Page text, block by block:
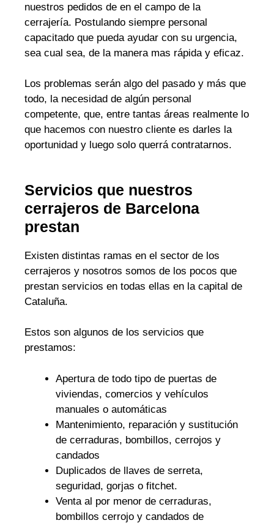
nuestros pedidos de en el campo de la
cerrajería. Postulando siempre personal
capacitado que pueda ayudar con su urgencia,
sea cual sea, de la manera mas rápida y eficaz.
Los problemas serán algo del pasado y más que
todo, la necesidad de algún personal
competente, que, entre tantas áreas realmente lo
que hacemos con nuestro cliente es darles la
oportunidad y luego solo querrá contratarnos.
Servicios que nuestros
cerrajeros de Barcelona
prestan
Existen distintas ramas en el sector de los
cerrajeros y nosotros somos de los pocos que
prestan servicios en todas ellas en la capital de
Cataluña.
Estos son algunos de los servicios que
prestamos:
Apertura de todo tipo de puertas de
viviendas, comercios y vehículos
manuales o automáticas
Mantenimiento, reparación y sustitución
de cerraduras, bombillos, cerrojos y
candados
Duplicados de llaves de serreta,
seguridad, gorjas o fitchet.
Venta al por menor de cerraduras,
bombillos cerrojo y candados de